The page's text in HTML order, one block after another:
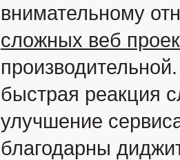
внимательному
сложных веб
быстрая реакция
улучшение
благодарны